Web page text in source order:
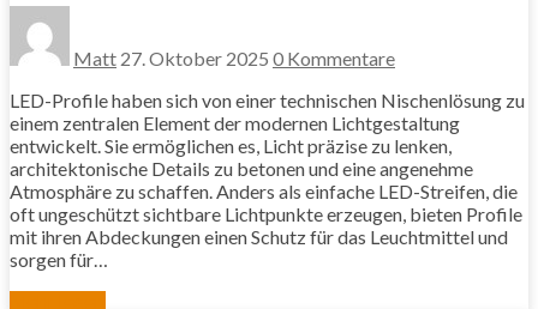
Matt 27. Oktober 2025 0 Kommentare
LED-Profile haben sich von einer technischen Nischenlösung zu
einem zentralen Element der modernen Lichtgestaltung
entwickelt. Sie ermöglichen es, Licht präzise zu lenken,
architektonische Details zu betonen und eine angenehme
Atmosphäre zu schaffen. Anders als einfache LED-Streifen, die
oft ungeschützt sichtbare Lichtpunkte erzeugen, bieten Profile
mit ihren Abdeckungen einen Schutz für das Leuchtmittel und
sorgen für…